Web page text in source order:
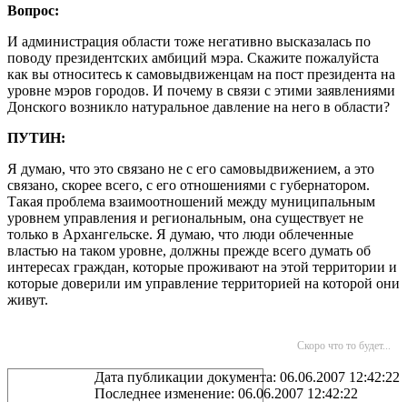
Вопрос:
И администрация области тоже негативно высказалась по
поводу президентских амбиций мэра. Скажите пожалуйста
как вы относитесь к самовыдвиженцам на пост президента на
уровне мэров городов. И почему в связи с этими заявлениями
Донского возникло натуральное давление на него в области?
ПУТИН:
Я думаю, что это связано не с его самовыдвижением, а это
связано, скорее всего, с его отношениями с губернатором.
Такая проблема взаимоотношений между муниципальным
уровнем управления и региональным, она существует не
только в Архангельске. Я думаю, что люди облеченные
властью на таком уровне, должны прежде всего думать об
интересах граждан, которые проживают на этой территории и
которые доверили им управление территорией на которой они
живут.
Скоро что то будет...
Дата публикации документа: 06.06.2007 12:42:22
Последнее изменение: 06.06.2007 12:42:22